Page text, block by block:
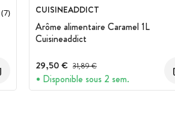
(7) CUISINEADDICT
Arôme alimentaire Caramel 1L
Cuisineaddict
29,50 € Prix avant réduction :
31,89 €
Disponible sous 2 sem.